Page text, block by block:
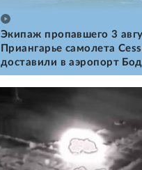
Экипаж пропавшего 3
Приангарье самолета
доставили в аэропорт